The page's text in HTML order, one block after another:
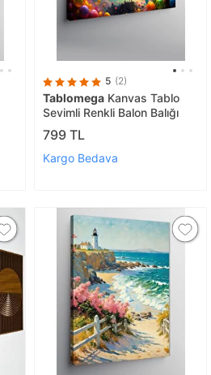
5 (2)
Tablomega Kanvas Tablo
Sevimli Renkli Balon Balığı
799 TL
Kargo Bedava